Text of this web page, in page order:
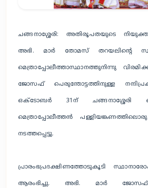
ചങ്ങനാശ്ശേരി: അതിരൂപതയുടെ
അഭി. മാർ തോമസ് തറയലിന്റെ
മെത്രാപ്പോലീത്താസ്ഥാനത്തുനിന്നു
ജോസഫ് പെരുന്തോട്ടത്തിനുള്ള
ഒക്ടോബർ 31ന് ചങ്ങനാശ്ശേരി
മെത്രാപ്പോലീത്തൻ
നടത്തപ്പെട്ടു.
പ്രാരംഭപ്രദക്ഷിണത്തോടുകൂടി
ആരംഭിച്ചു. അഭി. മാർ ജോസഫ്